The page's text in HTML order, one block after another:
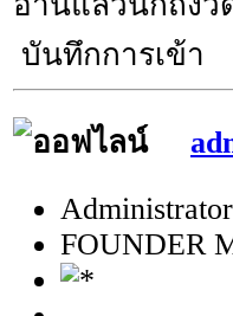
บันทึกการเข้า
Administrator
FOUNDER